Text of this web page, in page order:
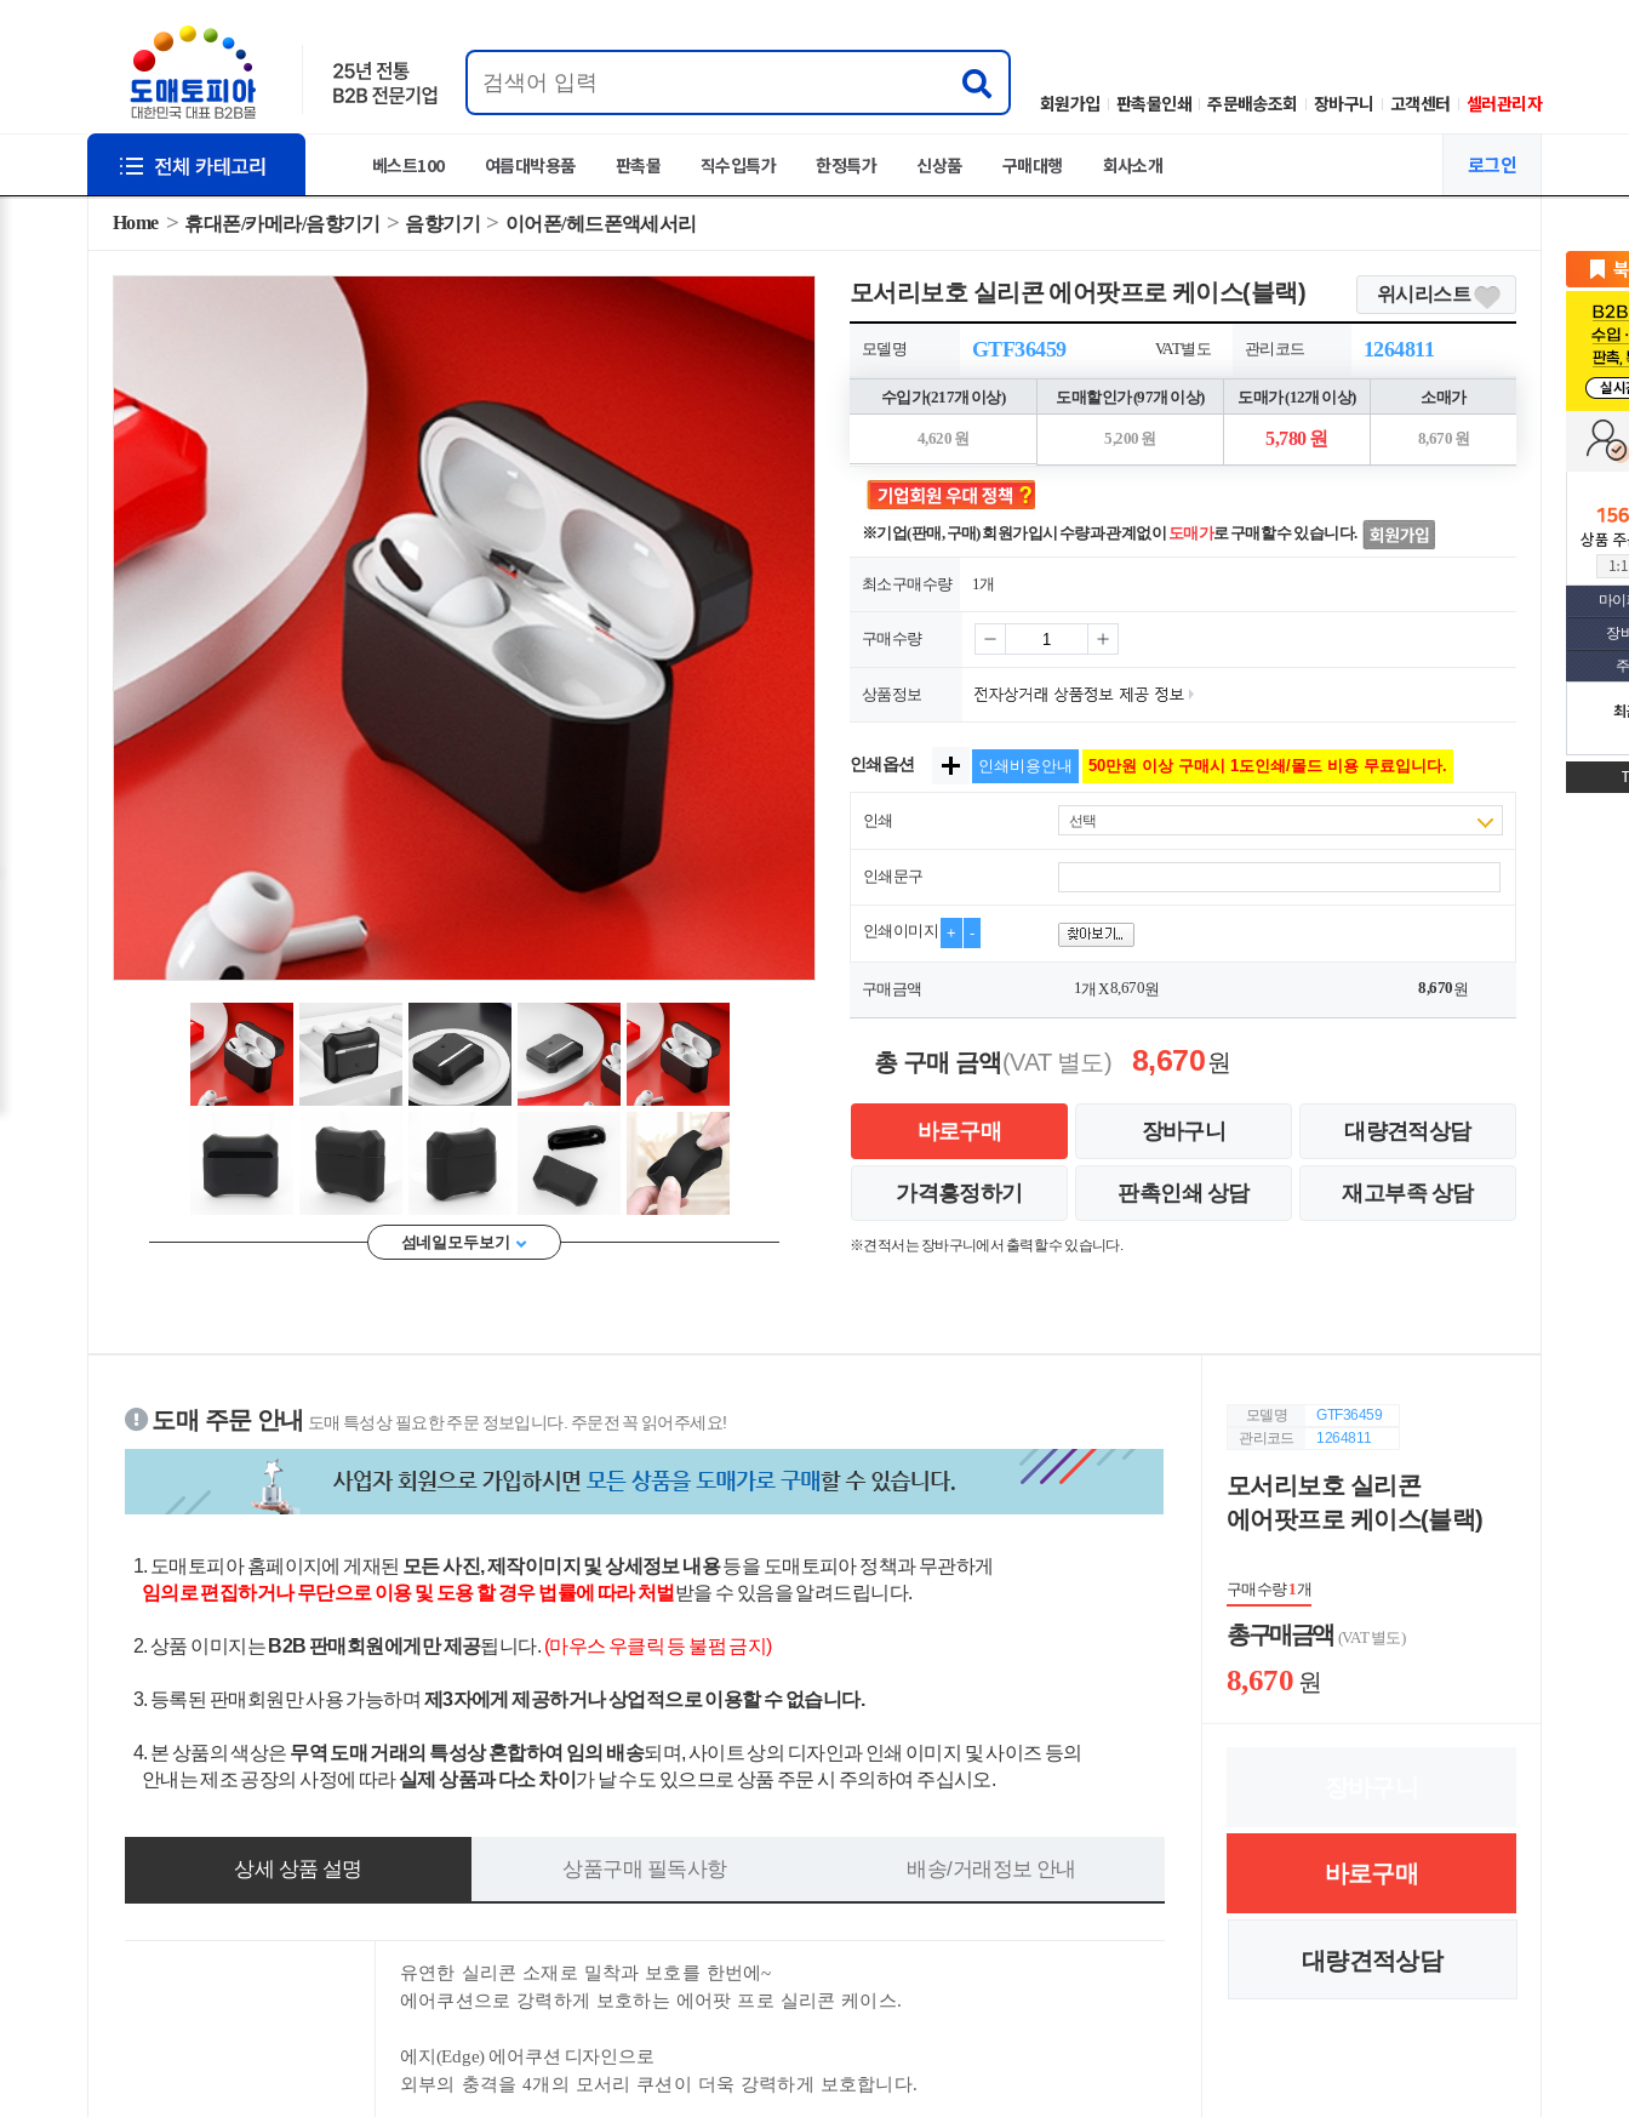
회원가입 판촉물인쇄 주문배송조회 장바구니 고객센터 셀러관리자
베스트100 여름대박용품 판촉물 직수입특가 한정특가 신상품 구매대행 회사소개 로그인
마
장
Home 휴대폰/카메라/음향기기 음향기기 이어폰/헤드폰액세서리
섬네일 모두 보기
모서리보호 실리콘 에어팟프로 케이스(블랙) 위시리스트
모델명 GTF36459 VAT별도 관리코드 1264811
수입가(217개 이상) 도매할인가 (97개 이상) 도매가 (12개 이상) 소매가
4,620 원 5,200 원 5,780 원 8,670 원
※기업(판매, 구매) 회원가입시 수량과 관계없이 도매가로 구매할 수 있습니다.
최소구매수량 1개
구매수량
상품정보
인쇄옵션 인쇄비용안내 50만원 이상 구매시 1도인쇄/몰드 비용 무료입니다.
인쇄 선택
인쇄문구
인쇄이미지 + -
구매금액 1개 X8,670원 8,670원
총 구매 금액(VAT 별도) 8,670원
바로구매 장바구니 대량견적상담
가격흥정하기 판촉인쇄 상담 재고부족 상담
※견적서는 장바구니에서 출력할 수 있습니다.
도매 주문 안내 도매 특성상 필요한 주문 정보입니다. 주문전 꼭 읽어주세요!
1. 도매토피아 홈페이지에 게재된 모든 사진, 제작이미지 및 상세정보 내용등을 도매토피아 정책과 무관하게
임의로 편집하거나 무단으로 이용 및 도용 할 경우 법률에 따라 처벌 받을 수 있음을 알려드립니다.
2. 상품 이미지는 B2B 판매회원에게만 제공됩니다. (마우스 우클릭 등 불펌 금지)
3. 등록된 판매회원만 사용 가능하며 제3자에게 제공하거나 상업적으로 이용할 수 없습니다.
4. 본 상품의 색상은 무역 도매 거래의 특성상 혼합하여 임의 배송되며, 사이트 상의 디자인과 인쇄 이미지 및 사이즈 등의
안내는 제조 공장의 사정에 따라실제 상품과 다소 차이 가 날 수도 있으므로 상품 주문 시 주의하여 주십시오.
상세 상품 설명 상품구매 필독사항 배송/거래정보 안내
유연한 실리콘 소재로 밀착과 보호를 한번에~
에어쿠션으로 강력하게 보호하는 에어팟 프로 실리콘 케이스.
에지(Edge) 에어쿠션 디자인으로
외부의 충격을 4개의 모서리 쿠션이 더욱 강력하게 보호합니다.
모델명
GTF36459
관리코드
1264811
모서리보호 실리콘
에어팟프로 케이스(블랙)
구매수량1개
총 구매 금액 (VAT 별도)
8,670 원
바로구매
대량견적상담